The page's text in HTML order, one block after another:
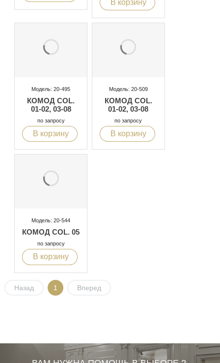
В корзину
Модель: 20-495
КОМОД COL.
01-02, 03-08
по запросу
В корзину
Модель: 20-509
КОМОД COL.
01-02, 03-08
по запросу
В корзину
Модель: 20-544
КОМОД COL. 05
по запросу
В корзину
Назад 1 Вперед